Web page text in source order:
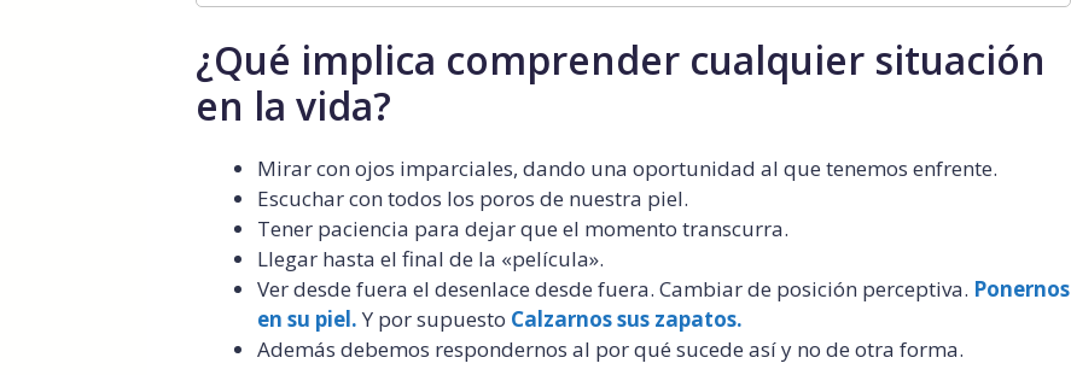
¿Qué implica comprender cualquier situación
en la vida?
Mirar con ojos imparciales, dando una oportunidad al que tenemos enfrente.
Escuchar con todos los poros de nuestra piel.
Tener paciencia para dejar que el momento transcurra.
Llegar hasta el final de la «película».
Ver desde fuera el desenlace desde fuera. Cambiar de posición perceptiva. Ponernos
en su piel. Y por supuesto Calzarnos sus zapatos.
Además debemos respondernos al por qué sucede así y no de otra forma.